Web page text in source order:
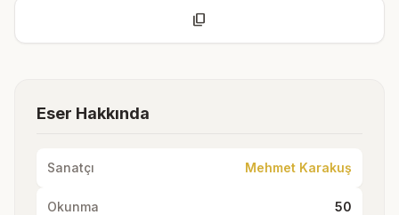
content_copy
Eser Hakkında
Sanatçı Mehmet Karakuş
Okunma 50